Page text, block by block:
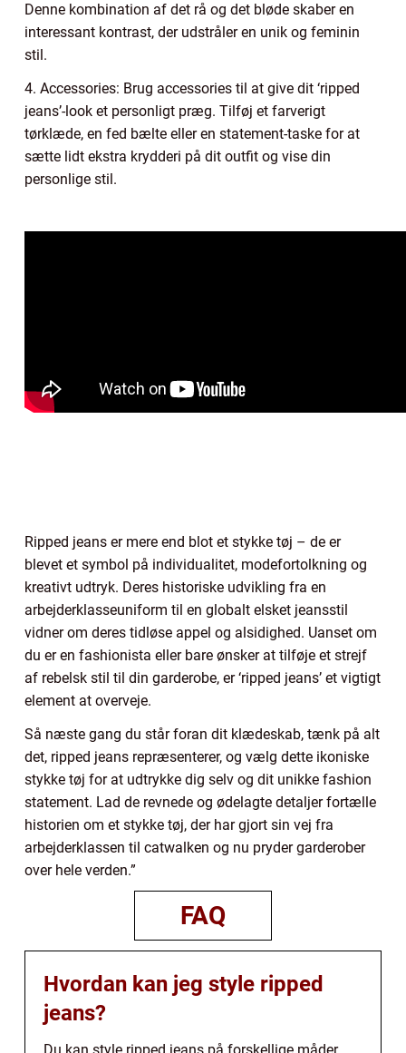
Denne kombination af det rå og det bløde skaber en
interessant kontrast, der udstråler en unik og feminin
stil.
4. Accessories: Brug accessories til at give dit ‘ripped
jeans’-look et personligt præg. Tilføj et farverigt
tørklæde, en fed bælte eller en statement-taske for at
sætte lidt ekstra krydderi på dit outfit og vise din
personlige stil.
Ripped jeans er mere end blot et stykke tøj – de er
blevet et symbol på individualitet, modefortolkning og
kreativt udtryk. Deres historiske udvikling fra en
arbejderklasseuniform til en globalt elsket jeansstil
vidner om deres tidløse appel og alsidighed. Uanset om
du er en fashionista eller bare ønsker at tilføje et strejf
af rebelsk stil til din garderobe, er ‘ripped jeans’ et vigtigt
element at overveje.
Så næste gang du står foran dit klædeskab, tænk på alt
det, ripped jeans repræsenterer, og vælg dette ikoniske
stykke tøj for at udtrykke dig selv og dit unikke fashion
statement. Lad de revnede og ødelagte detaljer fortælle
historien om et stykke tøj, der har gjort sin vej fra
arbejderklassen til catwalken og nu pryder garderober
over hele verden.”
FAQ
Hvordan kan jeg style ripped
jeans?